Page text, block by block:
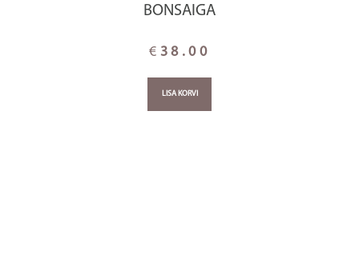
BONSAIGA
€ 38.00
LISA KORVI